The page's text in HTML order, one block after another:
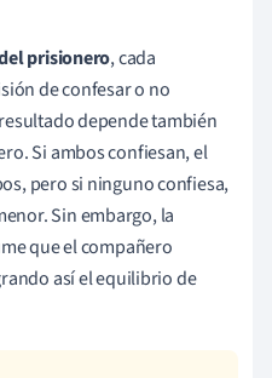
prisionero, cada
de confesar o no
depende también
Si ambos confiesan, el
pero si ninguno confiesa,
Sin embargo, la
que el compañero
así el equilibrio de